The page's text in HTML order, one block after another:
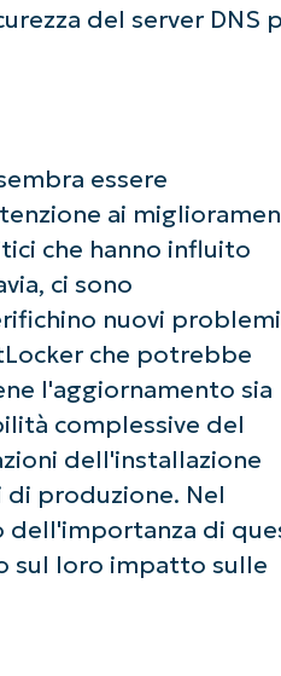
del server DNS
essere
ai
che hanno influito
ci sono
nuovi
che potrebbe
l'aggiornamento sia
complessive del
dell'installazione
produzione. Nel
dell'importanza di
sul loro impatto sulle
Paese